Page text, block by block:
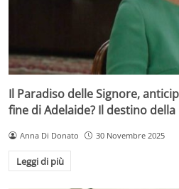
Il Paradiso delle Signore,
fine di Adelaide? Il destino della
Anna Di Donato 30 Novembre 2025
Leggi di più